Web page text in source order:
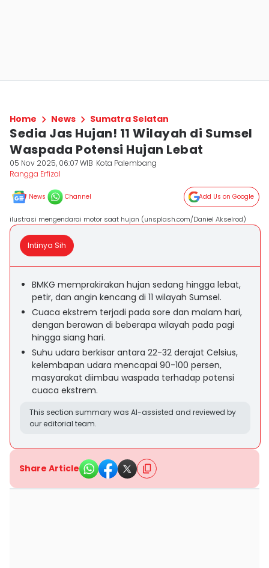
Home News Sumatra Selatan
Sedia Jas Hujan! 11 Wilayah di Sumsel
Waspada Potensi Hujan Lebat
05 Nov 2025, 06:07 WIB Kota Palembang
Rangga Erfizal
News Channel Add Us on Google
ilustrasi mengendarai motor saat hujan (unsplash.com/Daniel Akselrod)
Intinya Sih
BMKG memprakirakan hujan sedang hingga lebat,
petir, dan angin kencang di 11 wilayah Sumsel.
Cuaca ekstrem terjadi pada sore dan malam hari,
dengan berawan di beberapa wilayah pada pagi
hingga siang hari.
Suhu udara berkisar antara 22-32 derajat Celsius,
kelembapan udara mencapai 90-100 persen,
masyarakat diimbau waspada terhadap potensi
cuaca ekstrem.
This section summary was AI-assisted and reviewed by
our editorial team.
Share Article